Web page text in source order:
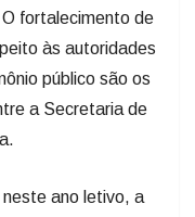
fortalecimento de
às autoridades
público são os
a Secretaria de
ano letivo, a